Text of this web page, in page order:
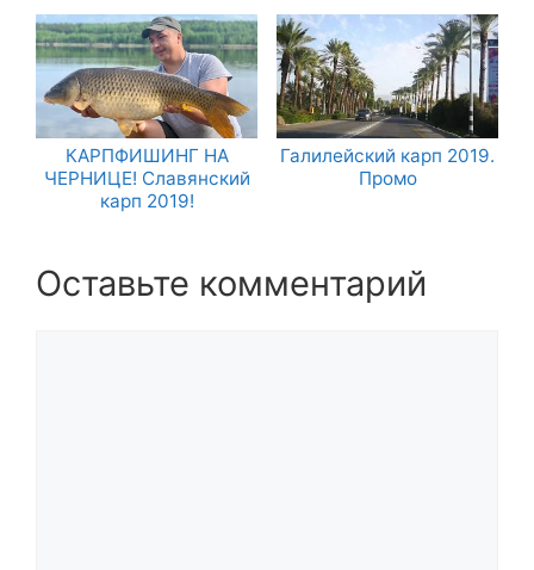
КАРПФИШИНГ НА
ЧЕРНИЦЕ! Славянский
карп 2019!
Галилейский карп 2019.
Промо
Оставьте комментарий